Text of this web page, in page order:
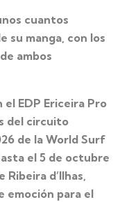
cuantos
su manga, con los
ambos
EDP Ericeira Pro
del circuito
de la World Surf
el 5 de octubre
d’Ilhas,
emoción para el